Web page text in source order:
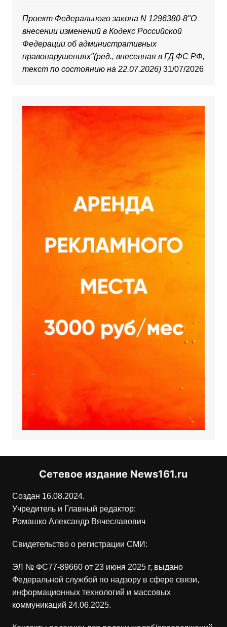
Проект Федерального закона N 1296380-8"О
внесении изменений в Кодекс Российской
Федерации об административных
правонарушениях"(ред., внесенная в ГД ФС РФ,
текст по состоянию на 22.07.2026) 31/07/2026
Сетевое издание News161.ru
Создан 16.08.2024.
Учредитель и Главный редактор:
Ромашко Александр Вячеславович
Свидетельство о регистрации СМИ:
ЭЛ № ФС77-89660 от 23 июня 2025 г, выдано
Федеральной службой по надзору в сфере связи,
информационных технологий и массовых
коммуникаций 24.06.2025.